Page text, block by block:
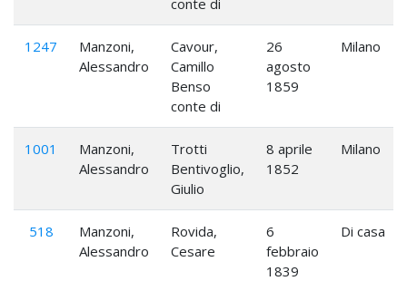
conte di
1247
Manzoni,
Alessandro
Cavour,
Camillo
Benso
conte di
26
agosto
1859
Milano
1001
Manzoni,
Alessandro
Trotti
Bentivoglio,
Giulio
8 aprile
1852
Milano
518
Manzoni,
Alessandro
Rovida,
Cesare
6
febbraio
1839
Di casa